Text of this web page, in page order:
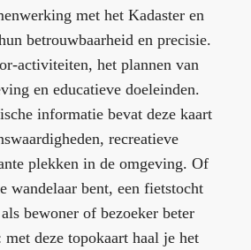
met het Kadaster en
betrouwbaarheid en precisie.
activiteiten, het plannen van
en educatieve doeleinden.
informatie bevat deze kaart
recreatieve
plekken in de omgeving. Of
wandelaar bent, een fietstocht
bewoner of bezoeker beter
deze topokaart haal je het